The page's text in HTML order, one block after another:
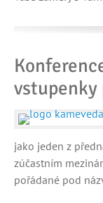
vstupenky
jako jeden z
zúčastním
pořádané pod